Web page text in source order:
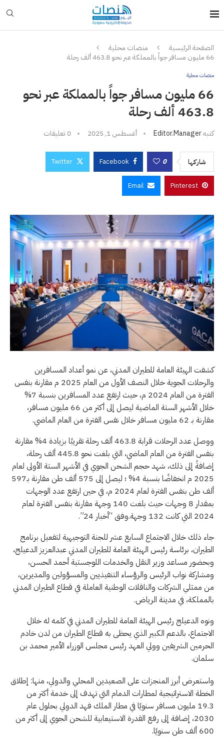
الصفحة الرئيسية
منصات محلية
66 مليون مسافر جواً بالمملكة عبر نحو 463.8 ألف رحلة
منصات محلية
66 مليون مسافر جواً بالمملكة عبر نحو
463.8 ألف رحلة
كتبهEditor.manager أغسطس 1, 2025 0 تعليقات
شاركها 0
Facebook
Twitter
Pinterest
Email
كشفت الهيئة العامة للطيران المدني، عن نمو أعداد المسافرين
والرحلات الجوية خلال النصف الأول من العام 2025 م مقارنة بنفس
الفترة من العام 2024 م، حيث ارتفع عدد المسافرين بنسبة 7%
خلال الأشهر الستة الماضية ليصل إلى أكثر من 66 مليون مسافر،
مقارنة بـ 62 مليون مسافر خلال نفس الفترة من العام الماضي.
ووصل عدد الرحلات قرابة 463.8 ألف رحلة تقريبًا بزيادة 4% مقارنة
بنفس الفترة من العام الماضي، التي بلغت نحو 445.8 ألف رحلة،
إضافةً إلى ذلك، شهد حجم الشحن الجوي في الأشهر الستة الأولى لعام
2025 م انخفاضًا بنسبة 4% ؛ ليصل إلى 575 ألف طن مقارنة بـ597
ألف طن بنفس الفترة لعام 2024 م، في حين ارتفع عدد الوجهات
بمقدار 8 وجهات حيث بلغت 140 وجهة مقارنة بنفس الفترة لعام
2024 التي كانت 132 وجهة.وفق “أخبار 24”.
جاء ذلك خلال الاجتماع السابع عشر للجنة التوجيهية لتفعيل برنامج
الطيران، برئاسة رئيس الهيئة العامة للطيران المدني عبدالعزيز الدعيلج،
وبحضور مساعد وزير النقل والخدمات اللوجستية أحمد الحسن،
ومشاركة نواب الرئيس والرؤساء التنفيذيين والمسؤولين والمديرين،
من ممثلي الشركات والناقلات الوطنية العاملة في قطاع الطيران المدني
بالمملكة، في مدينة الرياض.
ونوه الدعيلج رئيس الهيئة العامة للطيران المدني في كلمه له خلال
الاجتماع، بالدعم الكبير الذي يحظى به قطاع الطيران من لدن خادم
الحرمين الشريفين وولي العهد رئيس مجلس الوزراء الأمير محمد بن
سلمان.
واستعرض أبرز المنجزات على الصعيدين المحلي والدولي، منها: إطلاق
الخطة الاستراتيجية لمطارات الدمام التي تهدف إلى خدمة أكثر من
19.3 مليون مسافر سنويًا في مطار الملك فهد الدولي بحلول عام
2030، إضافة إلى رفع القدرة الاستيعابية للشحن الجوي إلى أكثر من
600 ألف طن سنويًا.